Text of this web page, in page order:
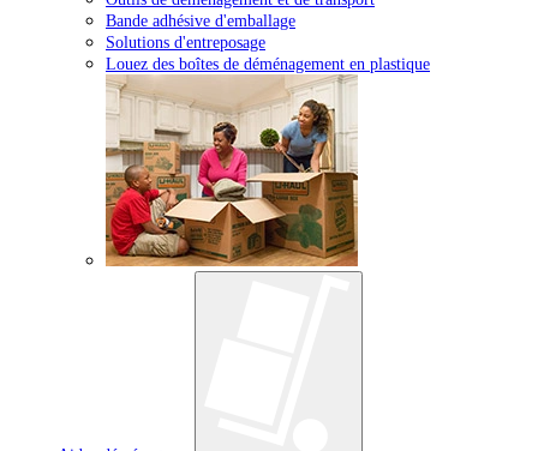
Bande adhésive d'emballage
Solutions d'entreposage
Louez des boîtes de déménagement en plastique